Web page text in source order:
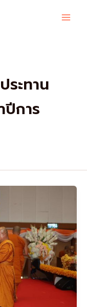
ระทาน
การ